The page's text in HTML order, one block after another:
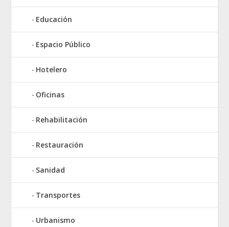
Educación
Espacio Público
Hotelero
Oficinas
Rehabilitación
Restauración
Sanidad
Transportes
Urbanismo